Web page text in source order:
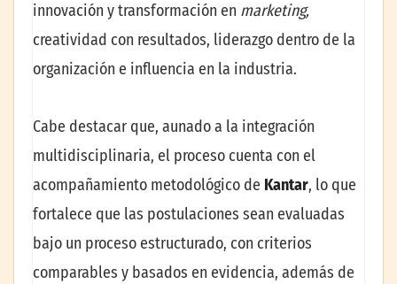
innovación y transformación en marketing,
creatividad con resultados, liderazgo dentro de la
organización e influencia en la industria.
Cabe destacar que, aunado a la integración
multidisciplinaria, el proceso cuenta con el
acompañamiento metodológico de Kantar, lo que
fortalece que las postulaciones sean evaluadas
bajo un proceso estructurado, con criterios
comparables y basados en evidencia, además de